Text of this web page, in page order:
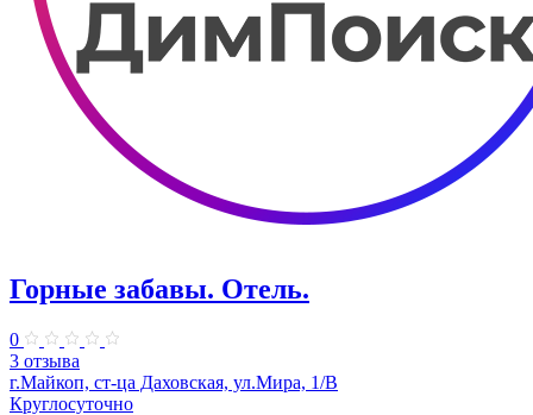
Горные забавы. Отель.
0
3 отзыва
г.Майкоп, ст-ца Даховская, ул.Мира, 1/В
Круглосуточно